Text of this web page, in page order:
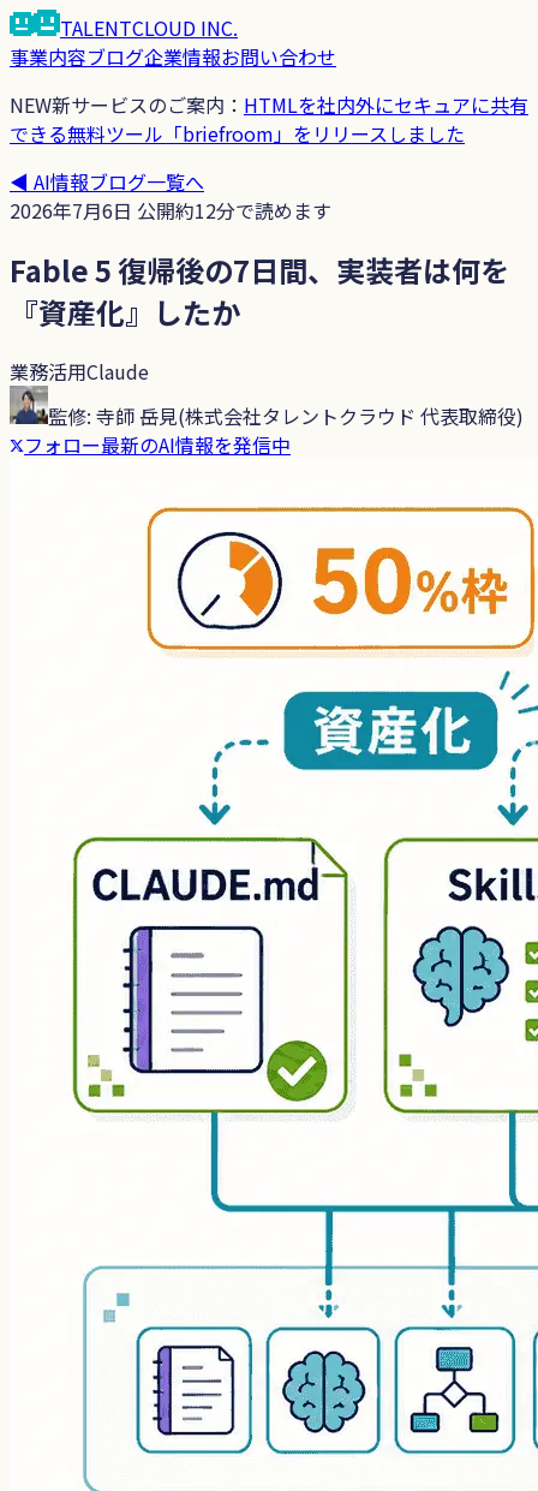
TALENTCLOUD INC.
事業内容ブログ企業情報お問い合わせ
NEW新サービスのご案内： HTMLを社内外にセキュアに共有
できる無料ツール「briefroom」をリリースしました
◀ AI情報ブログ一覧へ
2026年7月6日 公開約12分で読めます
Fable 5 復帰後の7日間、実装者は何を
『資産化』したか
業務活用Claude
監修: 寺師 岳見(株式会社タレントクラウド 代表取締役)
フォロー最新のAI情報を発信中